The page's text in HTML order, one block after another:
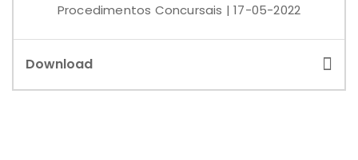
Procedimentos Concursais | 17-05-2022
Download